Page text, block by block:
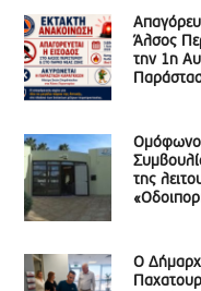
Άλσος
την 1η
Ομόφωνο
της
Ο